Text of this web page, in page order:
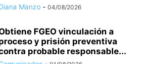
Manzo - 04/08/2026
FGEO vinculación a
y prisión preventiva
probable responsable...